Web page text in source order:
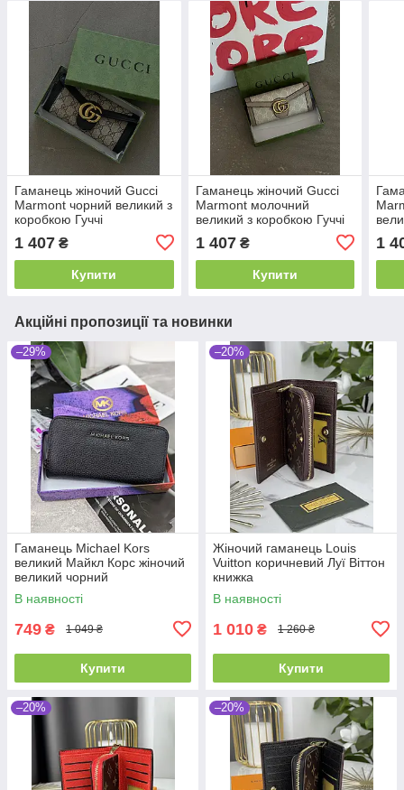
Гаманець жіночий Gucci
Marmont чорний великий з
коробкою Гуччі
1 407 ₴
Купити
Гаманець жіночий Gucci
Marmont молочний
великий з коробкою Гуччі
1 407₴
Купити
1
Акційні пропозиції та новинки
–29%
Гаманець Michael Kors
великий Майкл Корс жіночий
великий чорний
В наявності
749 ₴ 1 049 ₴
Купити
–20%
Жіночий гаманець Louis
Vuitton коричневий Луї Віттон
книжка
В наявності
1 010 ₴ 1 260 ₴
Купити
–20% –20%